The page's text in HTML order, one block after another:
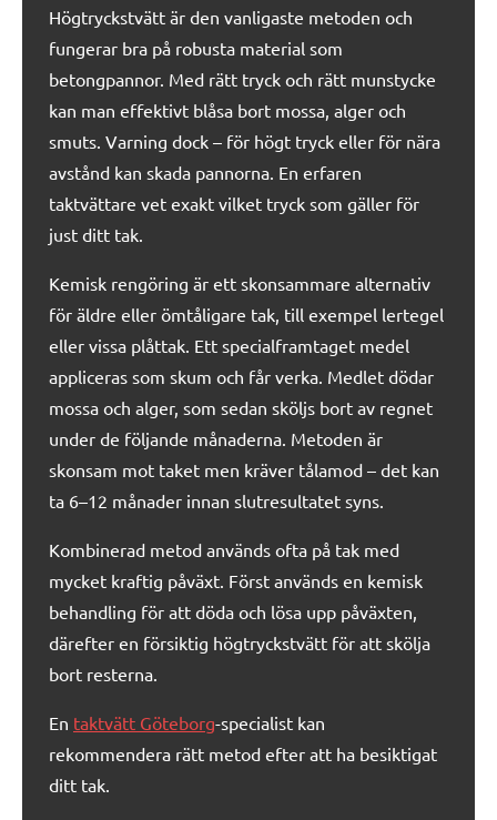
Högtryckstvätt är den vanligaste metoden och
fungerar bra på robusta material som
betongpannor. Med rätt tryck och rätt munstycke
kan man effektivt blåsa bort mossa, alger och
smuts. Varning dock – för högt tryck eller för nära
avstånd kan skada pannorna. En erfaren
taktvättare vet exakt vilket tryck som gäller för
just ditt tak.
Kemisk rengöring är ett skonsammare alternativ
för äldre eller ömtåligare tak, till exempel lertegel
eller vissa plåttak. Ett specialframtaget medel
appliceras som skum och får verka. Medlet dödar
mossa och alger, som sedan sköljs bort av regnet
under de följande månaderna. Metoden är
skonsam mot taket men kräver tålamod – det kan
ta 6–12 månader innan slutresultatet syns.
Kombinerad metod används ofta på tak med
mycket kraftig påväxt. Först används en kemisk
behandling för att döda och lösa upp påväxten,
därefter en försiktig högtryckstvätt för att skölja
bort resterna.
En taktvätt Göteborg-specialist kan
rekommendera rätt metod efter att ha besiktigat
ditt tak.